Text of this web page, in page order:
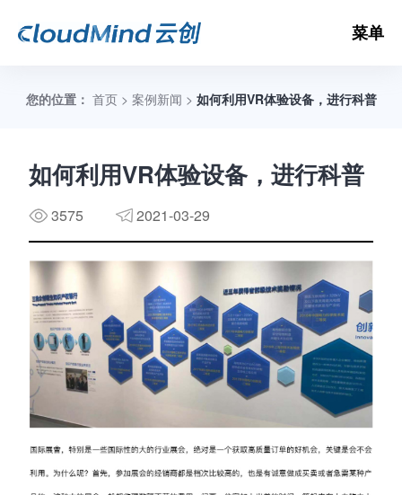
菜单
3D/
您的位置： 首页> 案例新闻 > 如何利用VR体验设备，进行科普
如何利用VR体验设备，进行科普
3575 2021-03-29